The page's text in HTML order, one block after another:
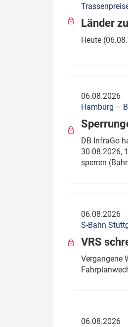
Politik
wen?
Thema des
Dossier:
Dossier:
Dossier:
Länder
Heute
06.08.2026
Hamburg –
DB InfraGo
30.08.2026,
sperren
06.08.2026
S-Bahn
VRS
Vergangene
06.08.2026